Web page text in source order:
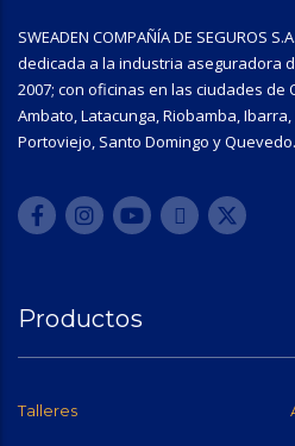
SWEADEN COMPAÑÍA DE SEGUROS
dedicada a la industria aseguradora
2007; con oficinas en las ciudades de
Ambato, Latacunga, Riobamba,
Portoviejo, Santo Domingo y Quevedo.
Productos
Talleres